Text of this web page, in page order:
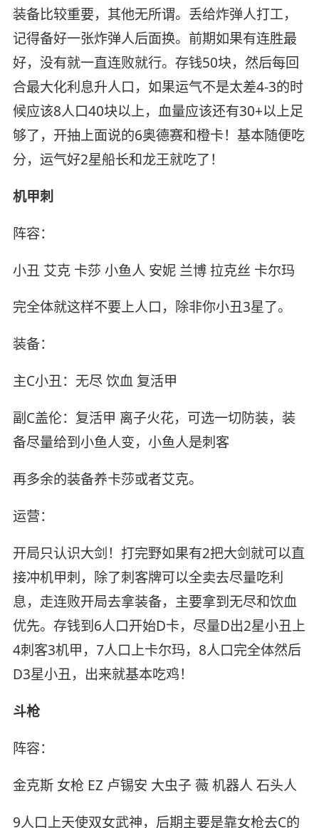
装备比较重要，其他无所谓。丢给炸弹人打工，
记得备好一张炸弹人后面换。前期如果有连胜最
好，没有就一直连败就行。存钱50块，然后每回
合最大化利息升人口，如果运气不是太差4-3的时
候应该8人口40块以上，血量应该还有30+以上足
够了，开抽上面说的6奥德赛和橙卡！基本随便吃
分，运气好2星船长和龙王就吃了！
机甲刺
阵容：
小丑 艾克 卡莎 小鱼人 安妮 兰博 拉克丝 卡尔玛
完全体就这样不要上人口，除非你小丑3星了。
装备：
主C小丑：无尽 饮血 复活甲
副C盖伦：复活甲 离子火花，可选一切防装，装
备尽量给到小鱼人变，小鱼人是刺客
再多余的装备养卡莎或者艾克。
运营：
开局只认识大剑！打完野如果有2把大剑就可以直
接冲机甲刺，除了刺客牌可以全卖去尽量吃利
息，走连败开局去拿装备，主要拿到无尽和饮血
优先。存钱到6人口开始D卡，尽量D出2星小丑上
4刺客3机甲，7人口上卡尔玛，8人口完全体然后
D3星小丑，出来就基本吃鸡！
斗枪
阵容：
金克斯 女枪 EZ 卢锡安 大虫子 薇 机器人 石头人
9人口上天使双女武神，后期主要是靠女枪去C的